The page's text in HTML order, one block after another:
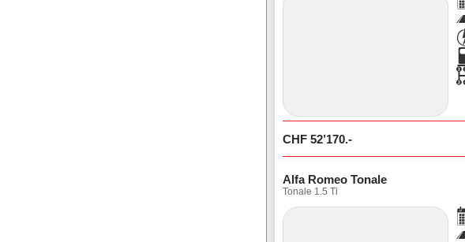
CHF 52’170.-
Alfa Romeo Tonale
Tonale 1.5 Ti